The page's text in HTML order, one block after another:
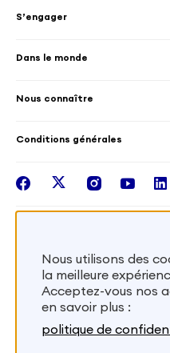
Mobilités croisées
Santé
Accueillir des volontaires
S’engager
Les différents dispositifs de
Dans le monde
Nous connaître
Les missions de France Volontaires
Intégrer nos équipes
Conditions générales
facebook
twitterinstagram
S'inscrire
Besoin d’aide?
Nous utilisons des
la meilleure
Acceptez-vous nos
en savoir plus :
politique de